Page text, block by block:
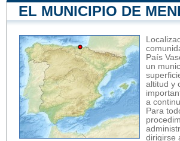
EL MUNICIPIO DE
País
un
altitud y
a
Para
dirigirse